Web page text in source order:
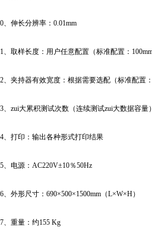
伸长分辨率：0.01mm
样长度：用户任意配置（标准配置：100mm
夹持器有效宽度：根据需要选配（标准配置：
zui大累积测试次数（连续测试zui大数据容量
打印：输出各种形式打印结果
电源：AC220V±10％50Hz
外形尺寸：690×500×1500mm（L×W×H）
重量：约155 Kg